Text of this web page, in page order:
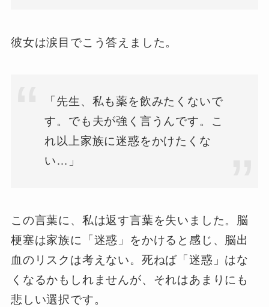
彼女は涙目でこう答えました。
「先生、私も薬を飲みたくないで
す。でも夫が強く言うんです。こ
れ以上家族に迷惑をかけたくな
い…」
この言葉に、私は返す言葉を失いました。脳
梗塞は家族に「迷惑」をかけると感じ、脳出
血のリスクは考えない。死ねば「迷惑」はな
くなるかもしれませんが、それはあまりにも
悲しい選択です。